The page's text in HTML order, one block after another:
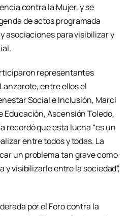
contra la Mujer, y se
de actos programada
asociaciones para visibilizar y
representantes
entre ellos el
Social e Inclusión, Marci
Educación, Ascensión Toledo,
recordó que esta lucha “es un
entre todos y todas. La
un problema tan grave como
visibilizarlo entre la sociedad”,
por el Foro contra la